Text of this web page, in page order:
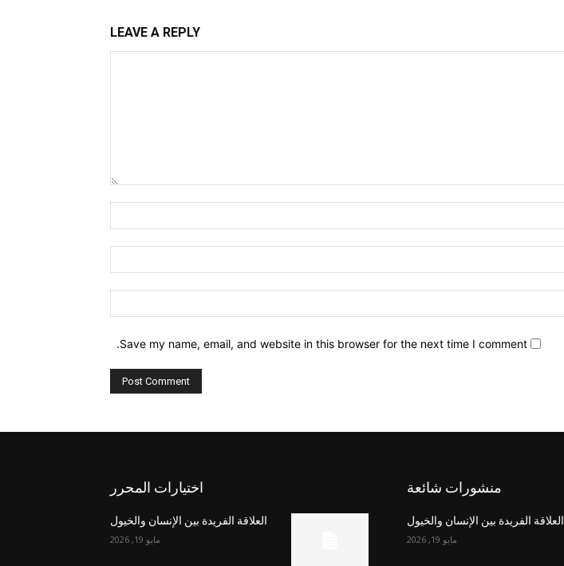
LEAVE A REPLY
Save my name, email, and website in this browser for the next time I comment.
اختيارات المحرر
العلاقة الفريدة بين الإنسان والخيول
مايو 19, 2026
منشورات شائعة
العلاقة الفريدة بين الإنسان والخيول
مايو 19, 2026